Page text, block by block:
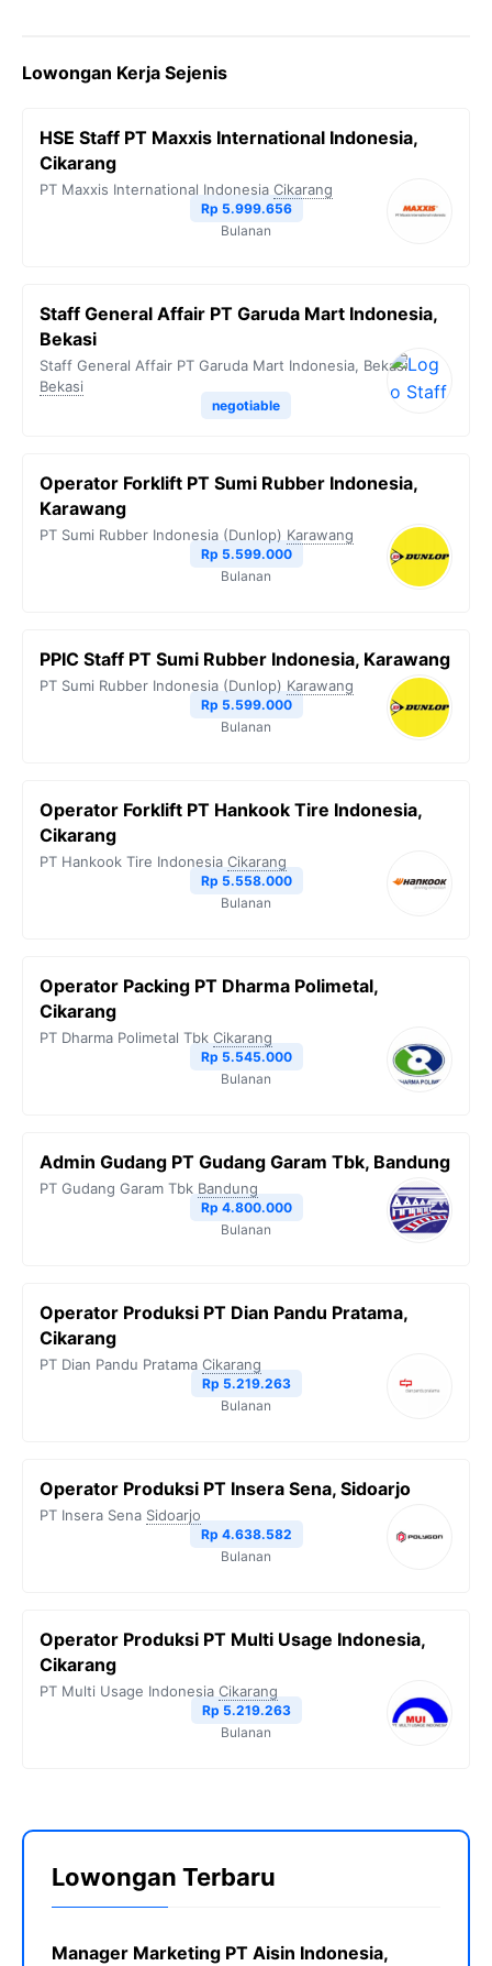
e
o
o
t
e
r
e
t
A
y
i
k
Lowongan Kerja Sejenis
HSE Staff PT Maxxis International Indonesia,
Cikarang
PT Maxxis International Indonesia Cikarang
Rp 5.999.656
Bulanan
Staff General Affair PT Garuda Mart Indonesia,
Bekasi
Staff General Affair PT Garuda Mart Indonesia, Bekasi
Bekasi
negotiable
Operator Forklift PT Sumi Rubber Indonesia,
Karawang
PT Sumi Rubber Indonesia (Dunlop) Karawang
Rp 5.599.000
Bulanan
PPIC Staff PT Sumi Rubber Indonesia, Karawang
PT Sumi Rubber Indonesia (Dunlop) Karawang
Rp 5.599.000
Bulanan
Operator Forklift PT Hankook Tire Indonesia,
Cikarang
PT Hankook Tire Indonesia Cikarang
Rp 5.558.000
Bulanan
Operator Packing PT Dharma Polimetal,
Cikarang
PT Dharma Polimetal Tbk Cikarang
Rp 5.545.000
Bulanan
Admin Gudang PT Gudang Garam Tbk, Bandung
PT Gudang Garam Tbk Bandung
Rp 4.800.000
Bulanan
Operator Produksi PT Dian Pandu Pratama,
Cikarang
PT Dian Pandu Pratama Cikarang
Rp 5.219.263
Bulanan
Operator Produksi PT Insera Sena, Sidoarjo
PT Insera Sena Sidoarjo
Rp 4.638.582
Bulanan
Operator Produksi PT Multi Usage Indonesia,
Cikarang
PT Multi Usage Indonesia Cikarang
Rp 5.219.263
Bulanan
Lowongan Terbaru
Manager Marketing PT Aisin Indonesia,